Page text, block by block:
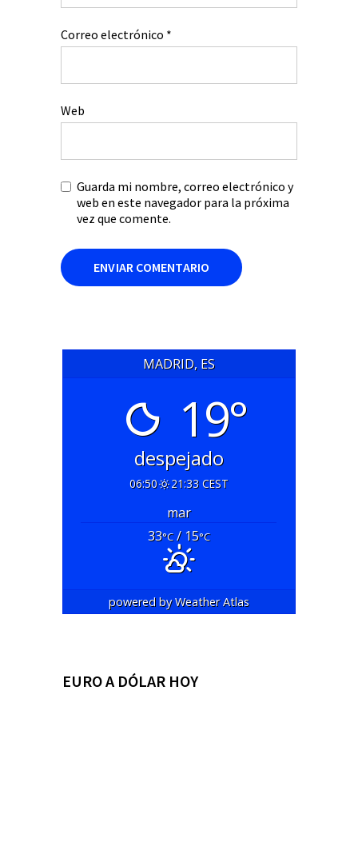
Correo electrónico *
Web
Guarda mi nombre, correo electrónico y
web en este navegador para la próxima
vez que comente.
MADRID, ES
19°
despejado
06:50 21:33 CEST
mar
33°C/ 15°C
powered byWeather Atlas
EURO A DÓLAR HOY